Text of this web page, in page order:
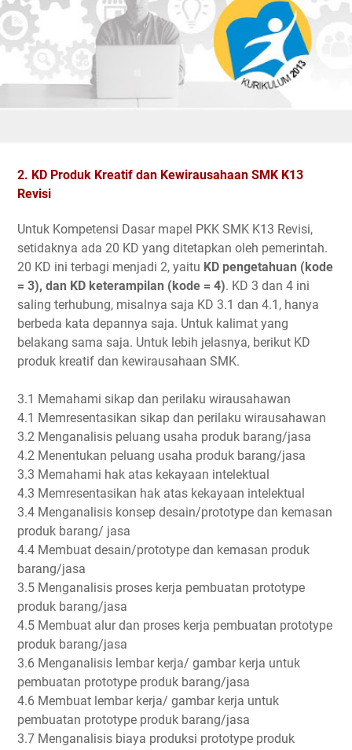
2. KD Produk Kreatif dan Kewirausahaan SMK K13
Revisi
Untuk Kompetensi Dasar mapel PKK SMK K13 Revisi,
setidaknya ada 20 KD yang ditetapkan oleh pemerintah.
20 KD ini terbagi menjadi 2, yaitu KD pengetahuan (kode
= 3), dan KD keterampilan (kode = 4). KD 3 dan 4 ini
saling terhubung, misalnya saja KD 3.1 dan 4.1, hanya
berbeda kata depannya saja. Untuk kalimat yang
belakang sama saja. Untuk lebih jelasnya, berikut KD
produk kreatif dan kewirausahaan SMK.
3.1 Memahami sikap dan perilaku wirausahawan
4.1 Memresentasikan sikap dan perilaku wirausahawan
3.2 Menganalisis peluang usaha produk barang/jasa
4.2 Menentukan peluang usaha produk barang/jasa
3.3 Memahami hak atas kekayaan intelektual
4.3 Memresentasikan hak atas kekayaan intelektual
3.4 Menganalisis konsep desain/prototype dan kemasan
produk barang/ jasa
4.4 Membuat desain/prototype dan kemasan produk
barang/jasa
3.5 Menganalisis proses kerja pembuatan prototype
produk barang/jasa
4.5 Membuat alur dan proses kerja pembuatan prototype
produk barang/jasa
3.6 Menganalisis lembar kerja/ gambar kerja untuk
pembuatan prototype produk barang/jasa
4.6 Membuat lembar kerja/ gambar kerja untuk
pembuatan prototype produk barang/jasa
3.7 Menganalisis biaya produksi prototype produk